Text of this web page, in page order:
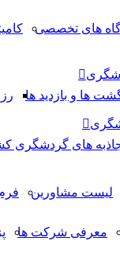
های تخصصی
ها و بازدید ها
های گردشگری
لیست مشاورین
معرفی شرکت ها